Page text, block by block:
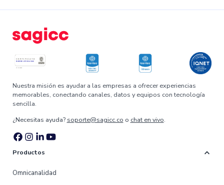
Nuestra misión es ayudar a las empresas a ofrecer experiencias
memorables, conectando canales, datos y equipos con tecnología
sencilla.
¿Necesitas ayuda? soporte@sagicc.co o chat en vivo.
Productos expand_more
Omnicanalidad